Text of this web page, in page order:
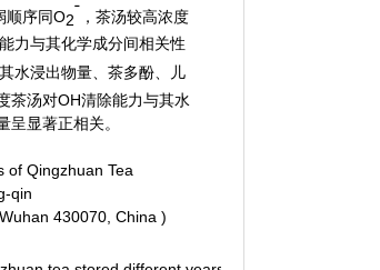
顺序同O2
ˉ ，茶汤较高浓度
力与其化学成分间相关性
水浸出物量、茶多酚、儿
汤对OH清除能力与其水
显著正相关。
of Qingzhuan Tea
qin
430070, China )